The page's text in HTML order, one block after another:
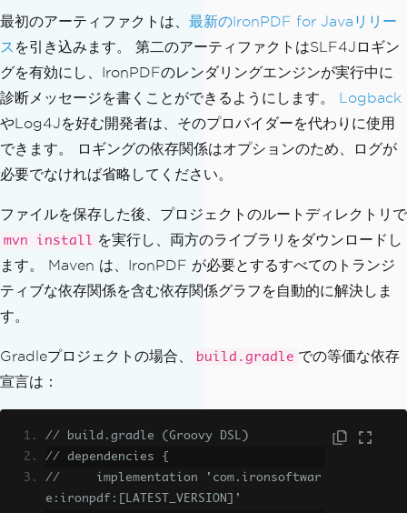
</dependency>
</dependencies>
最初のアーティファクトは、 最新のIronPDF for Javaリリー
ス を引き込みます。 第二のアーティファクトはSLF4Jロギン
グを有効にし、IronPDFのレンダリングエンジンが実行中に
診断メッセージを書くことができるようにします。 Logback
やLog4Jを好む開発者は、そのプロバイダーを代わりに使用
できます。 ロギングの依存関係はオプションのため、ログが
必要でなければ省略してください。
ファイルを保存した後、プロジェクトのルートディレクトリで
mvn install を実行し、両方のライブラリをダウンロードし
ます。 Maven は、IronPDF が必要とするすべてのトランジ
ティブな依存関係を含む依存関係グラフを自動的に解決しま
す。
Gradleプロジェクトの場合、 build.gradle での等価な依存
宣言は：
// build.gradle (Groovy DSL)
// dependencies {
//     implementation 'com.ironsoftwar
e:ironpdf:[LATEST_VERSION]'